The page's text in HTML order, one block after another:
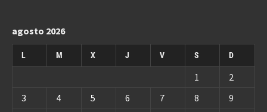
agosto 2026
L M X J V S D
1
2
3
4 5 6 7 8 9